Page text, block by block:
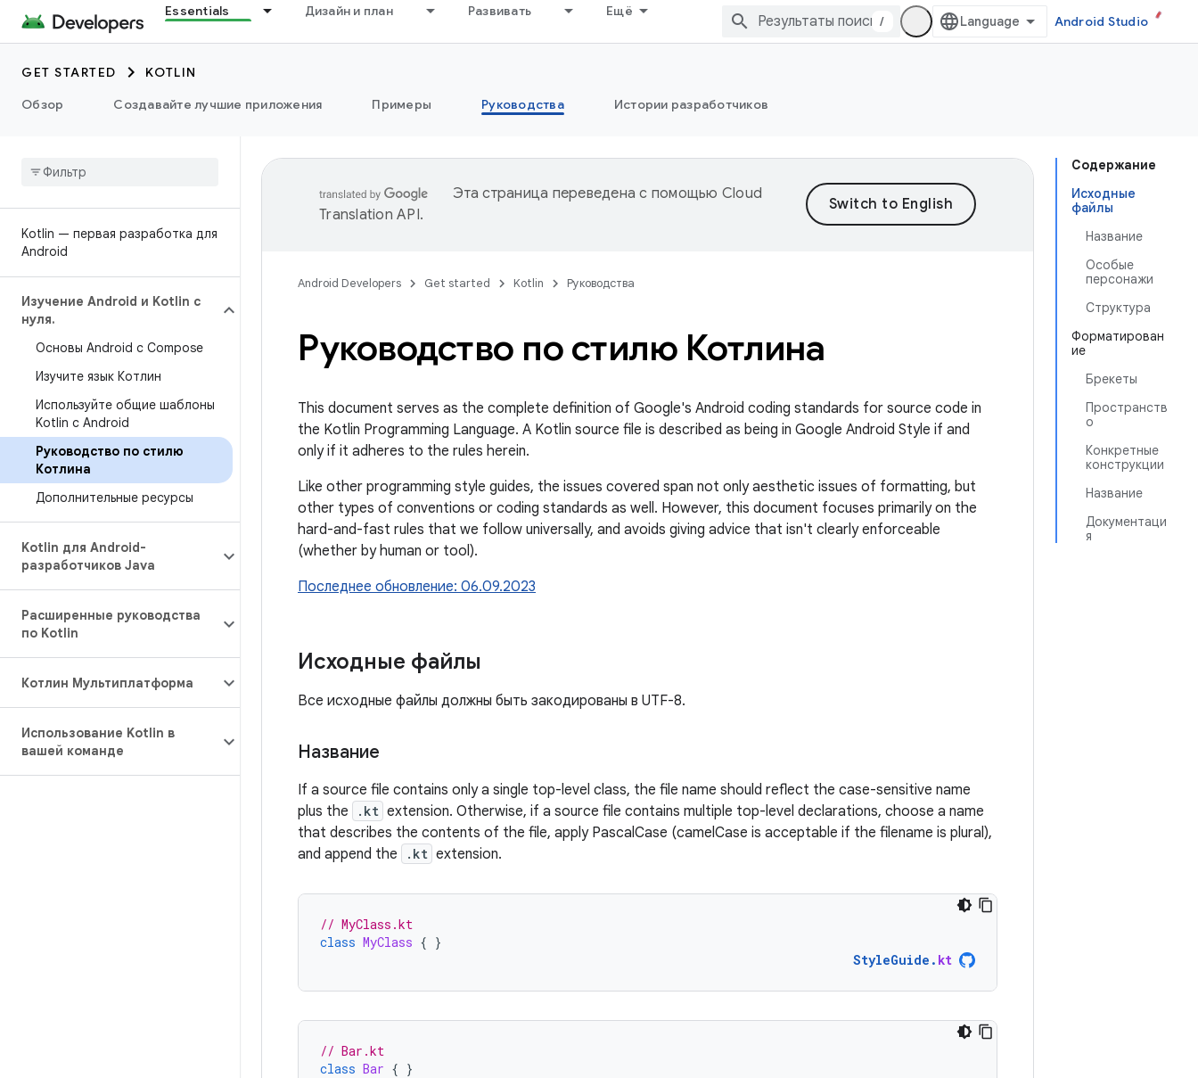
Essentials Дизайн и план Развивать Ещё
/ Android Studio
GET STARTED
KOTLIN
Обзор
Создавайте лучшие приложения Примеры Руководства Истории разработчиков
Kotlin — первая разработка для
Android
Изучение Android и Kotlin с
нуля.
Основы Android с Compose
Изучите язык Котлин
Используйте общие шаблоны
Kotlin с Android
Руководство по стилю
Котлина
Дополнительные ресурсы
Kotlin для Android-
разработчиков Java
Расширенные руководства
по Kotlin
Котлин Мультиплатформа
Использование Kotlin в
вашей команде
Содержание
Исходные
файлы
Название
Особые
персонажи
Структура
Форматирован
ие
Брекеты
Пространств
о
Конкретные
конструкции
Название
Документаци
я
Эта страница переведена с помощью Cloud
Translation API.
Android Developers Get started Kotlin Руководства
Руководство по стилю Котлина
This document serves as the complete definition of Google's Android coding standards for source code in
the Kotlin Programming Language. A Kotlin source file is described as being in Google Android Style if and
only if it adheres to the rules herein.
Like other programming style guides, the issues covered span not only aesthetic issues of formatting, but
other types of conventions or coding standards as well. However, this document focuses primarily on the
hard-and-fast rules that we follow universally, and avoids giving advice that isn't clearly enforceable
(whether by human or tool).
Последнее обновление: 06.09.2023
Исходные файлы
Все исходные файлы должны быть закодированы в UTF-8.
Название
If a source file contains only a single top-level class, the file name should reflect the case-sensitive name
plus the
.kt extension. Otherwise, if a source file contains multiple top-level declarations, choose a name
that describes the contents of the file, apply PascalCase (camelCase is acceptable if the filename is plural),
and append the
.kt extension.
// MyClass.kt
class MyClass { }
StyleGuide . kt
// Bar.kt
class Bar { }